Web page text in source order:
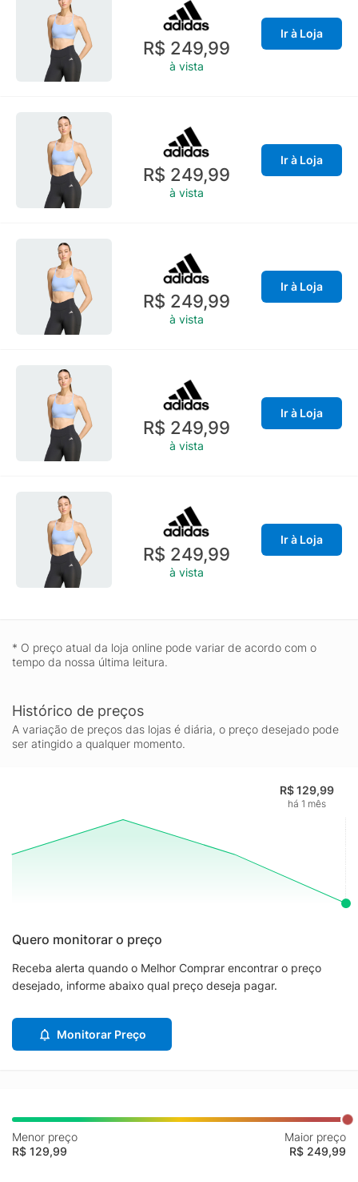
R$ 249,99
à vista
Ir à Loja
R$ 249,99
à vista
Ir à Loja
R$ 249,99
à vista
Ir à Loja
R$ 249,99
à vista
Ir à Loja
R$ 249,99
à vista
Ir à Loja
* O preço atual da loja online pode variar de acordo com o
tempo da nossa última leitura.
Histórico de preços
A variação de preços das lojas é diária, o preço desejado pode
ser atingido a qualquer momento.
R$ 129,99
há 1 mês
Quero monitorar o preço
Receba alerta quando o Melhor Comprar encontrar o preço
desejado, informe abaixo qual preço deseja pagar.
Monitorar Preço
Menor preço
R$ 129,99
Maior preço
R$ 249,99